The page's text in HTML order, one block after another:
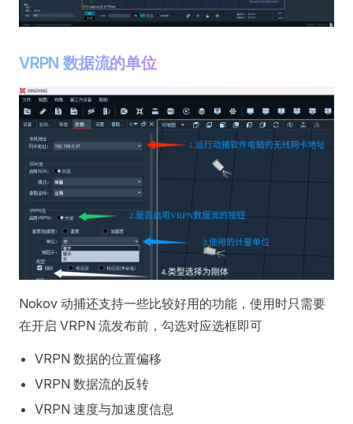
VRPN 数据流的单位
Nokov 动捕还支持一些比较好用的功能，使用时只需要
在开启 VRPN 流发布前，勾选对应选框即可
VRPN 数据的位置偏移
VRPN 数据流的反转
VRPN 速度与加速度信息